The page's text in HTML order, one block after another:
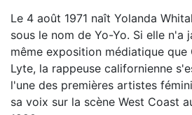
Le 4 août 1971 naît Yolanda
sous le nom de Yo-Yo. Si elle n'a
même exposition médiatique que
Lyte, la rappeuse californienne
l'une des premières artistes
sa voix sur la scène West Coast